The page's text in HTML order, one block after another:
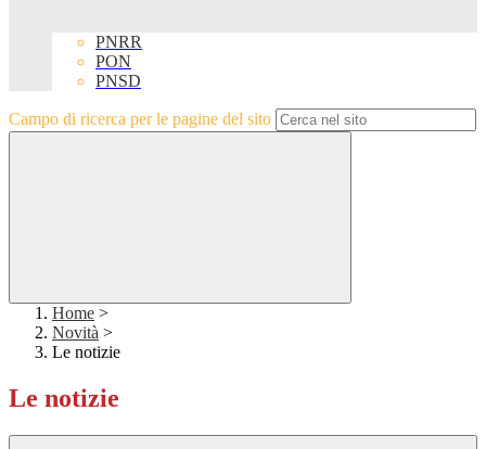
PNRR
PON
PNSD
Campo di ricerca per le pagine del sito
Home >
Novità >
Le notizie
Le notizie